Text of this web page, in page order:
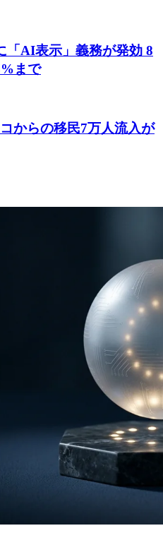
「AI表示」義務が発効 8
まで
からの移民7万人流入が